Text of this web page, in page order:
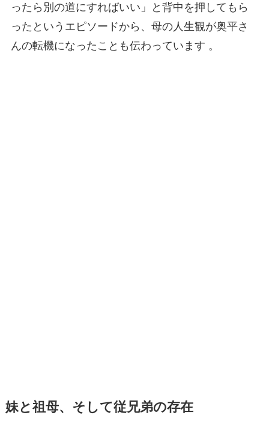
ったら別の道にすればいい」と背中を押してもら
ったというエピソードから、母の人生観が奥平さ
んの転機になったことも伝わっています 。
妹と祖母、そして従兄弟の存在